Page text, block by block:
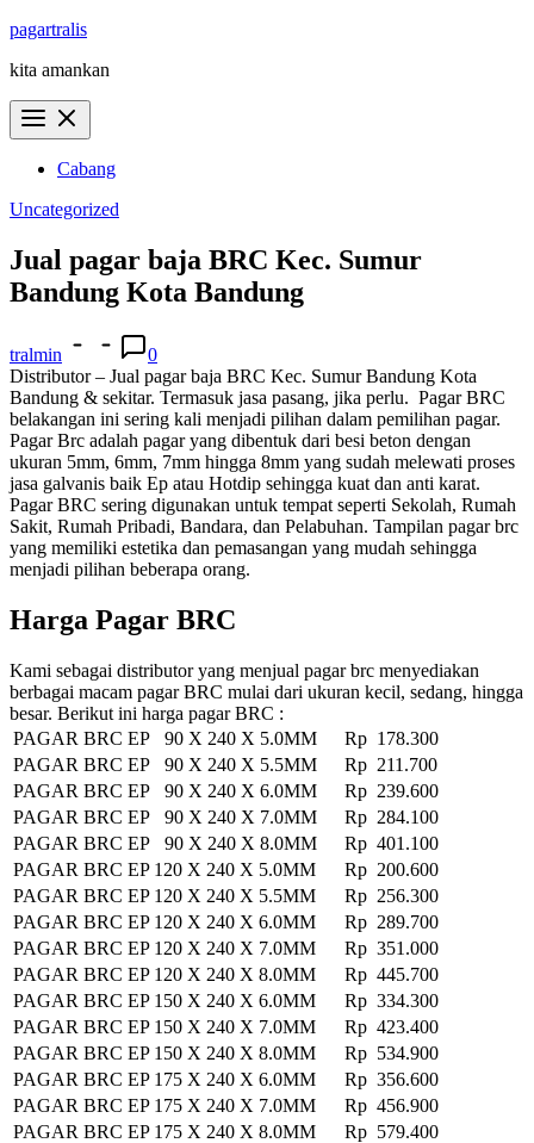
Skip
content
pagartralis
kita amankan
Cabang
Uncategorized
Jual pagar baja BRC Kec. Sumur
Bandung Kota Bandung
tralmin
0
Distributor – Jual pagar baja BRC Kec. Sumur Bandung Kota
Bandung & sekitar. Termasuk jasa pasang, jika perlu. Pagar BRC
belakangan ini sering kali menjadi pilihan dalam pemilihan pagar.
Pagar Brc adalah pagar yang dibentuk dari besi beton dengan
ukuran 5mm, 6mm, 7mm hingga 8mm yang sudah melewati proses
jasa galvanis baik Ep atau Hotdip sehingga kuat dan anti karat.
Pagar BRC sering digunakan untuk tempat seperti Sekolah, Rumah
Sakit, Rumah Pribadi, Bandara, dan Pelabuhan. Tampilan pagar brc
yang memiliki estetika dan pemasangan yang mudah sehingga
menjadi pilihan beberapa orang.
Harga Pagar BRC
Kami sebagai distributor yang menjual pagar brc menyediakan
berbagai macam pagar BRC mulai dari ukuran kecil, sedang, hingga
besar. Berikut ini harga pagar BRC :
PAGAR BRC EP 90 X 240 X 5.0MM
Rp 178.300
PAGAR BRC EP 90 X 240 X 5.5MM
Rp 211.700
PAGAR BRC EP 90 X 240 X 6.0MM
Rp 239.600
PAGAR BRC EP 90 X 240 X 7.0MM
Rp 284.100
PAGAR BRC EP 90 X 240 X 8.0MM
Rp 401.100
PAGAR BRC EP 120 X 240 X 5.0MM
Rp 200.600
PAGAR BRC EP 120 X 240 X 5.5MM
Rp 256.300
PAGAR BRC EP 120 X 240 X 6.0MM
Rp 289.700
PAGAR BRC EP 120 X 240 X 7.0MM
Rp 351.000
PAGAR BRC EP 120 X 240 X 8.0MM
Rp 445.700
PAGAR BRC EP 150 X 240 X 6.0MM
Rp 334.300
PAGAR BRC EP 150 X 240 X 7.0MM
Rp 423.400
PAGAR BRC EP 150 X 240 X 8.0MM
Rp 534.900
PAGAR BRC EP 175 X 240 X 6.0MM
Rp 356.600
PAGAR BRC EP 175 X 240 X 7.0MM
Rp 456.900
PAGAR BRC EP 175 X 240 X 8.0MM
Rp 579.400